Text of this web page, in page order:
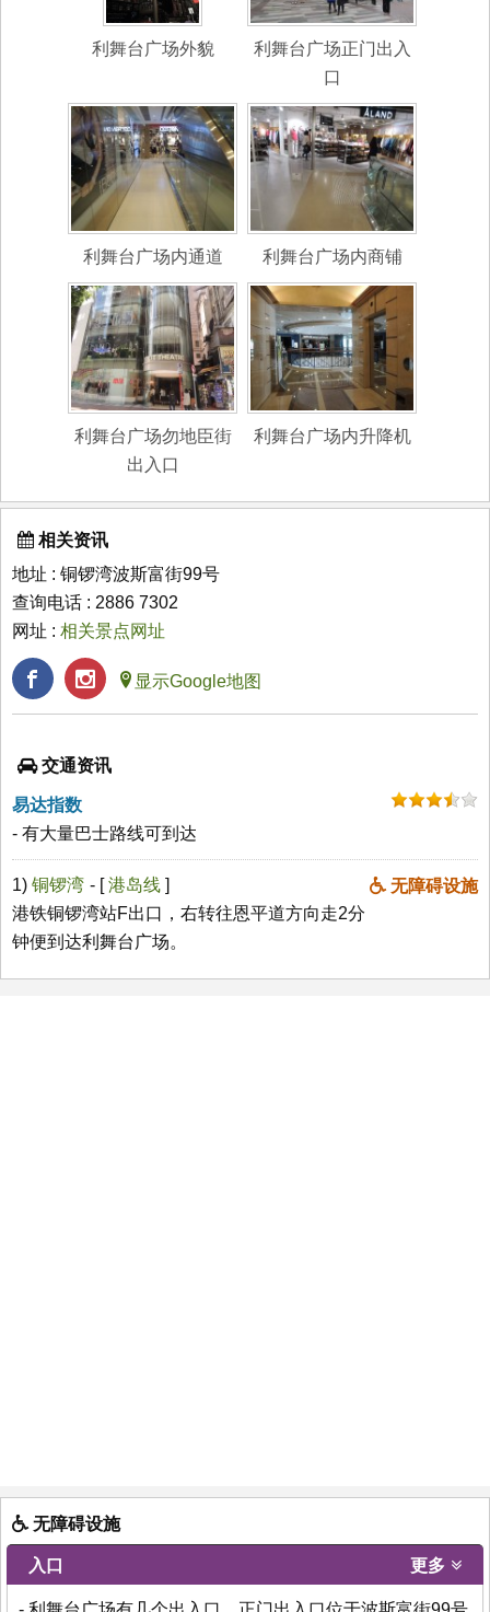
利舞台广场外貌
利舞台广场正门出入
口
利舞台广场内通道 利舞台广场内商铺
利舞台广场勿地臣街
出入口
利舞台广场内升降机
相关资讯
地址 : 铜锣湾波斯富街99号
查询电话 : 2886 7302
网址 : 相关景点网址
显示Google地图
交通资讯
易达指数
- 有大量巴士路线可到达
1) 铜锣湾 无障碍设施
- [港岛线 ]
港铁铜锣湾站F出口，右转往恩平道方向走2分
钟便到达利舞台广场。
无障碍设施
入口 更多